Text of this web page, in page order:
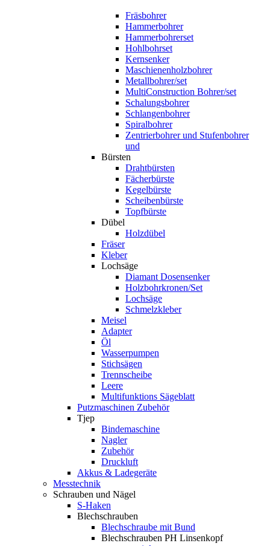
Fräsbohrer
Hammerbohrer
Hammerbohrerset
Hohlbohrset
Kernsenker
Maschienenholzbohrer
Metallbohrer/set
MultiConstruction Bohrer/set
Schalungsbohrer
Schlangenbohrer
Spiralbohrer
Zentrierbohrer und Stufenbohrer
und
Bürsten
Drahtbürsten
Fächerbürste
Kegelbürste
Scheibenbürste
Topfbürste
Dübel
Holzdübel
Fräser
Kleber
Lochsäge
Diamant Dosensenker
Holzbohrkronen/Set
Lochsäge
Schmelzkleber
Meisel
Adapter
Öl
Wasserpumpen
Stichsägen
Trennscheibe
Leere
Multifunktions Sägeblatt
Putzmaschinen Zubehör
Tjep
Bindemaschine
Nagler
Zubehör
Druckluft
Akkus & Ladegeräte
Messtechnik
Schrauben und Nägel
S-Haken
Blechschrauben
Blechschraube mit Bund
Blechschrauben PH Linsenkopf